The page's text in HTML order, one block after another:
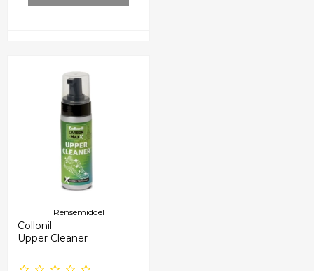
Rensemiddel
Collonil
Upper Cleaner